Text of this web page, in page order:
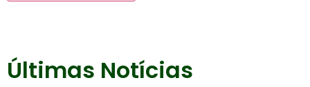
Últimas Notícias